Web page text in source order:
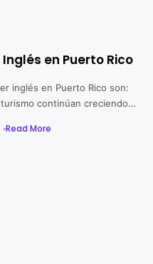
en Puerto Rico
inglés en Puerto Rico son:
continúan creciendo
Read More